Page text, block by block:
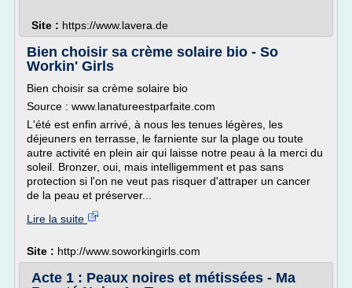
Site : https://www.lavera.de
Bien choisir sa crème solaire bio - So
Workin' Girls
Bien choisir sa crème solaire bio
Source : www.lanatureestparfaite.com
L'été est enfin arrivé, à nous les tenues légères, les
déjeuners en terrasse, le farniente sur la plage ou toute
autre activité en plein air qui laisse notre peau à la merci du
soleil. Bronzer, oui, mais intelligemment et pas sans
protection si l'on ne veut pas risquer d'attraper un cancer
de la peau et préserver...
Lire la suite
Site : http://www.soworkingirls.com
Acte 1 : Peaux noires et métissées - Ma